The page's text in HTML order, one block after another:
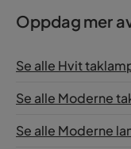
Oppdag mer
Se alle Hvit
Se alle Moderne
Se alle Moderne